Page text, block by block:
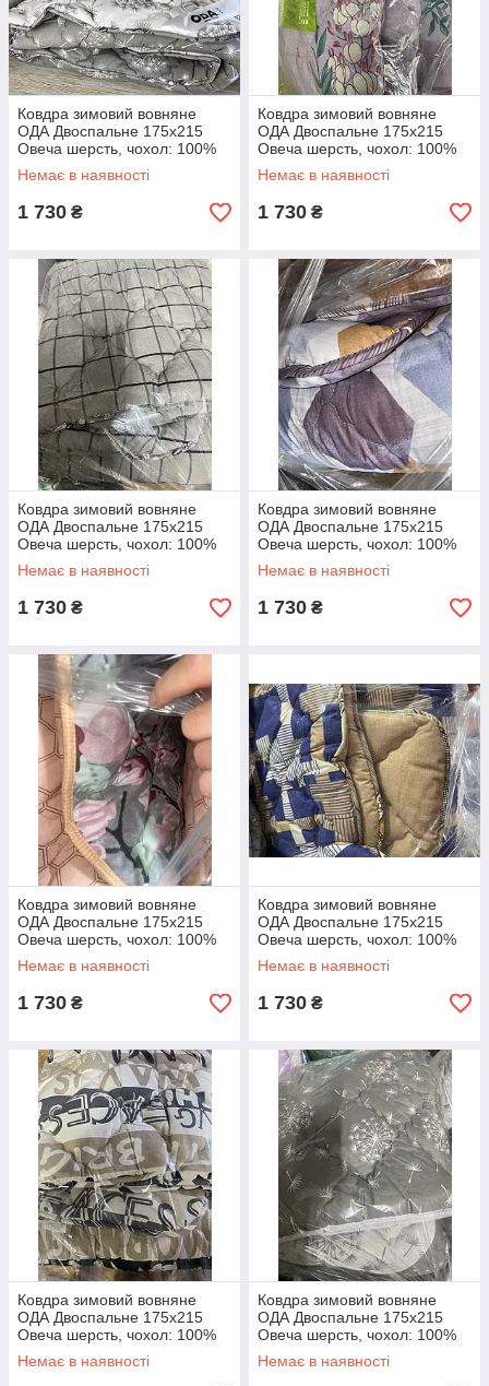
Ковдра зимовий вовняне
ОДА Двоспальне 175x215
Овеча шерсть, чохол: 100%
бавовна Вовняна ковдра
ODA
Немає в наявності
1 730 ₴
Ковдра зимовий вовняне
ОДА Двоспальне 175x215
Овеча шерсть, чохол: 100%
бавовна Вовняна ковдра
ODA
Немає в наявності
1 730 ₴
Ковдра зимовий вовняне
ОДА Двоспальне 175x215
Овеча шерсть, чохол: 100%
бавовна Вовняна ковдра
ODA
Немає в наявності
1 730 ₴
Ковдра зимовий вовняне
ОДА Двоспальне 175x215
Овеча шерсть, чохол: 100%
бавовна Вовняна ковдра
ODA
Немає в наявності
1 730 ₴
Ковдра зимовий вовняне
ОДА Двоспальне 175x215
Овеча шерсть, чохол: 100%
бавовна Вовняна ковдра
ODA
Немає в наявності
1 730 ₴
Ковдра зимовий вовняне
ОДА Двоспальне 175x215
Овеча шерсть, чохол: 100%
бавовна Вовняна ковдра
ODA
Немає в наявності
1 730 ₴
Ковдра зимовий вовняне
ОДА Двоспальне 175x215
Овеча шерсть, чохол: 100%
бавовна Вовняна ковдра
ODA
Немає в наявності
Ковдра зимовий вовняне
ОДА Двоспальне 175x215
Овеча шерсть, чохол: 100%
бавовна Вовняна ковдра
ODA
Немає в наявності